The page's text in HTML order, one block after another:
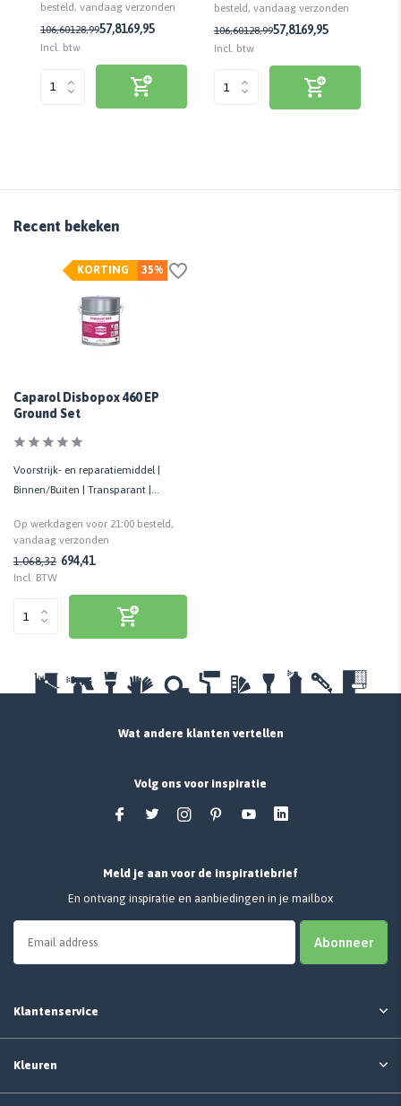
besteld, vandaag verzonden
106,60128,9957,8169,95
Incl. btw
besteld, vandaag verzonden
106,60128,9957,8169,95
Incl. btw
Recent bekeken
35%
KORTING
Caparol Disbopox 460 EP
Ground Set
Voorstrijk- en reparatiemiddel |
Binnen/Buiten | Transparant |
Op werkdagen voor 21:00 besteld,
vandaag verzonden
1.068,32 694,41
Incl. BTW
Wat andere klanten vertellen
Volg ons voor inspiratie
Meld je aan voor de inspiratiebrief
En ontvang inspiratie en aanbiedingen in je mailbox
Abonneer
Klantenservice
Kleuren